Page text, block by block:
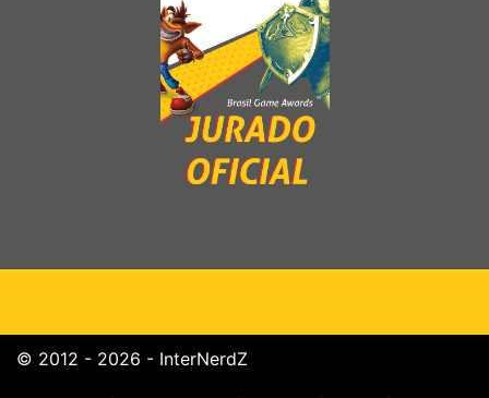
© 2012 - 2026 - InterNerdZ